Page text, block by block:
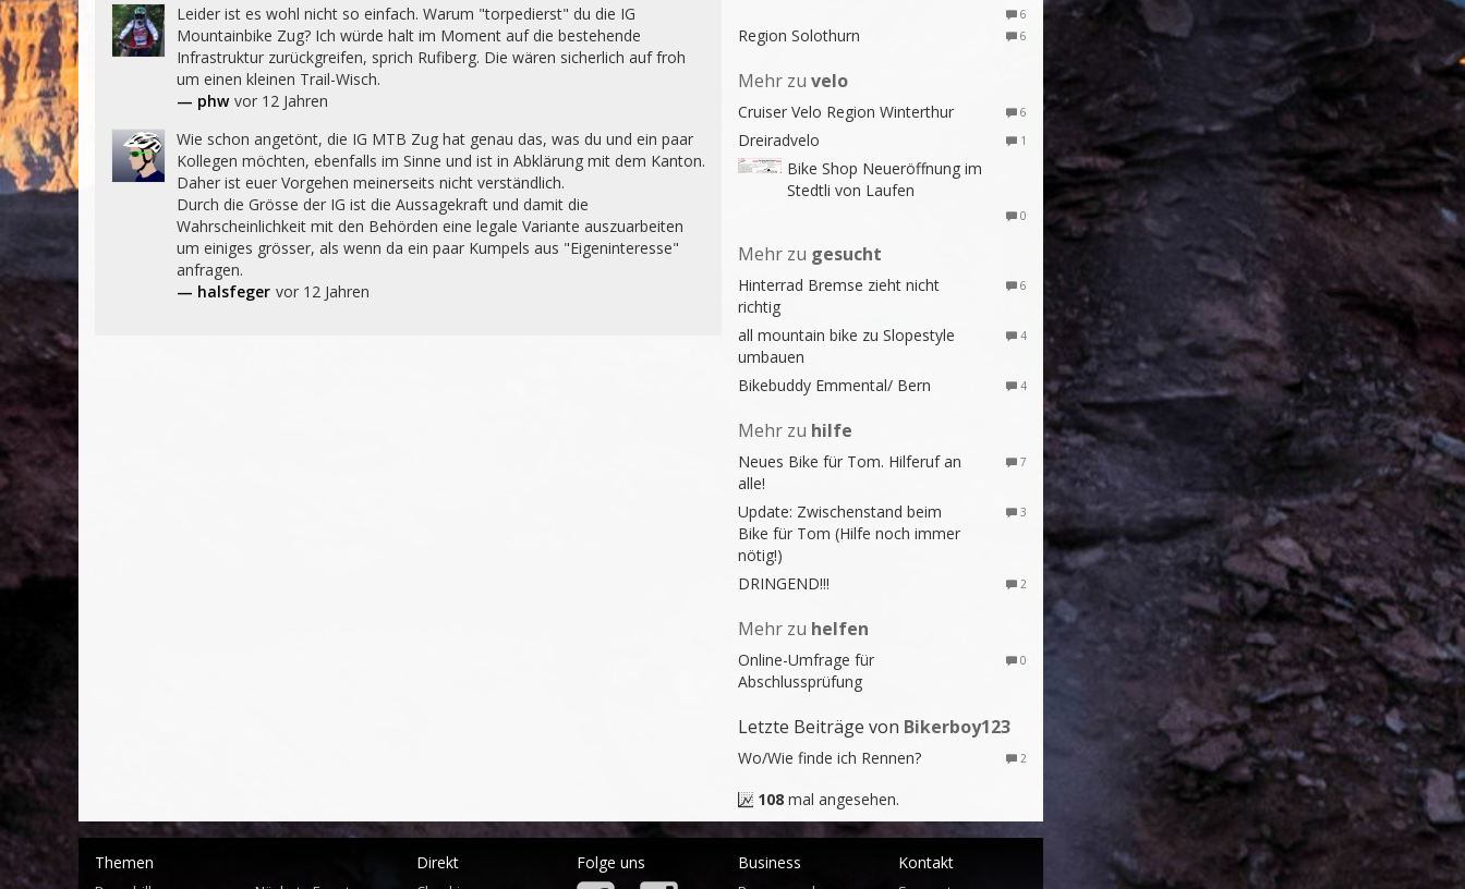
Leider ist es wohl nicht so einfach. Warum "torpedierst" du die IG
Mountainbike Zug? Ich würde halt im Moment auf die bestehende
Infrastruktur zurückgreifen, sprich Rufiberg. Die wären sicherlich auf froh
um einen kleinen Trail-Wisch.
— phw vor 12 Jahren
Wie schon angetönt, die IG MTB Zug hat genau das, was du und ein paar
Kollegen möchten, ebenfalls im Sinne und ist in Abklärung mit dem Kanton.
Daher ist euer Vorgehen meinerseits nicht verständlich.
Durch die Grösse der IG ist die Aussagekraft und damit die
Wahrscheinlichkeit mit den Behörden eine legale Variante auszuarbeiten
um einiges grösser, als wenn da ein paar Kumpels aus "Eigeninteresse"
anfragen.
— halsfeger vor 12 Jahren
6
Region Solothurn 6
Mehr zu velo
Cruiser Velo Region Winterthur 6
Dreiradvelo 1
Bike Shop Neueröffnung im
Stedtli von Laufen
0
Mehr zu gesucht
Hinterrad Bremse zieht nicht
richtig
6
all mountain bike zu Slopestyle
umbauen
4
Bikebuddy Emmental/ Bern 4
Mehr zu hilfe
Neues Bike für Tom. Hilferuf an
alle!
7
Update: Zwischenstand beim
Bike für Tom (Hilfe noch immer
nötig!)
3
DRINGEND!!! 2
Mehr zu helfen
Online-Umfrage für
Abschlussprüfung
0
Letzte Beiträge von Bikerboy123
Wo/Wie finde ich Rennen? 2
108mal angesehen.
Themen Direkt Folge uns Business Kontakt